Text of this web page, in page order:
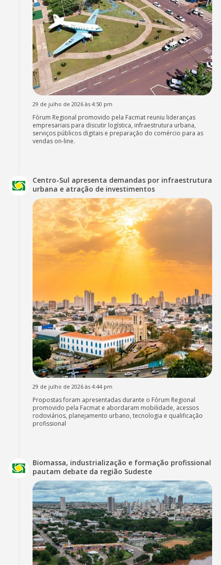
29 de julho de 2026 às 4:50 pm
Fórum Regional promovido pela Facmat reuniu lideranças
empresariais para discutir logística, infraestrutura urbana,
serviços públicos digitais e preparação do comércio para as
vendas on-line.
Centro-Sul apresenta demandas por infraestrutura
urbana e atração de investimentos
29 de julho de 2026 às 4:44 pm
Propostas foram apresentadas durante o Fórum Regional
promovido pela Facmat e abordaram mobilidade, acessos
rodoviários, planejamento urbano, tecnologia e qualificação
profissional
Biomassa, industrialização e formação profissional
pautam debate da região Sudeste